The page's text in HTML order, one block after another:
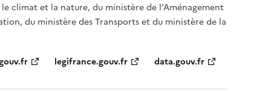
climat et la nature, du ministère de l’Aménagement
du ministère des Transports et du ministère de la
legifrance.gouv.fr data.gouv.fr